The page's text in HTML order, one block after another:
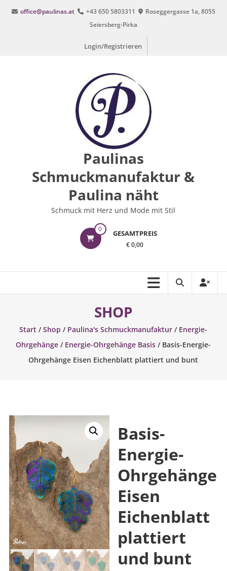
Inhalt
office@paulinas.at +43 650 5803311
Roseggergasse 1a, 8055
Seiersberg-Pirka
Login/Registrieren
Paulinas
Schmuckmanufaktur &
Paulina näht
Schmuck mit Herz und Mode mit Stil
0 GESAMTPREIS
€ 0,00
SHOP
Start /Shop / Paulina's Schmuckmanufaktur / Energie-
Ohrgehänge / Energie-Ohrgehänge Basis / Basis-Energie-
Ohrgehänge Eisen Eichenblatt plattiert und bunt
Basis-
Energie-
Ohrgehänge
Eisen
Eichenblatt
plattiert
und bunt